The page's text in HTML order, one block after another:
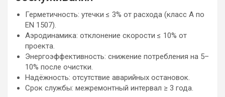
Герметичность: утечки ≤ 3% от расхода (класс A по
EN 1507).
Аэродинамика: отклонение скорости ≤ 10% от
проекта.
Энергоэффективность: снижение потребления на 5–
10% после очистки.
Надёжность: отсутствие аварийных остановок.
Срок службы: межремонтный интервал ≥ 3 года.